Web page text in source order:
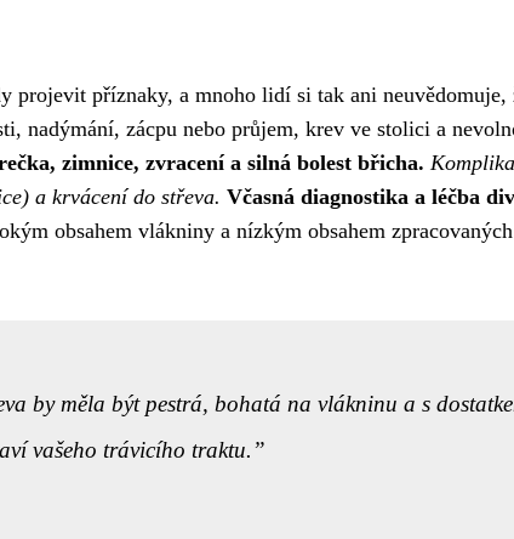
projevit příznaky, a mnoho lidí si tak ani
nadýmání, zácpu nebo průjem, krev ve stolici a
zimnice, zvracení a silná bolest břicha.
a krvácení do střeva. Včasná diagnostika a léčba
obsahem vlákniny a nízkým obsahem
by měla být pestrá, bohatá na vlákninu a s
vašeho trávicího traktu.